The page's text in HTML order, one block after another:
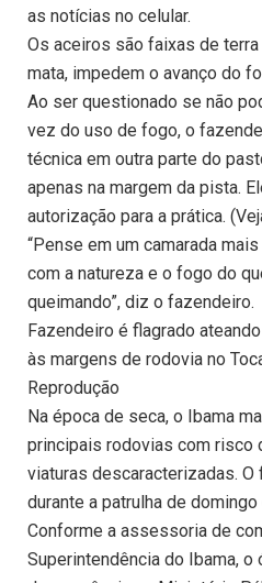
as notícias no celular.
Os aceiros são faixas de
mata, impedem o avanço do
Ao ser questionado se não
vez do uso de fogo, o
técnica em outra parte do
apenas na margem da pista.
autorização para a prática.
“Pense em um camarada
com a natureza e o fogo do
queimando”, diz o fazendeiro.
Fazendeiro é flagrado
às margens de rodovia no
Reprodução
Na época de seca, o Ibama
principais rodovias com risco
viaturas descaracterizadas. O
durante a patrulha de domingo
Conforme a assessoria de
Superintendência do Ibama, o